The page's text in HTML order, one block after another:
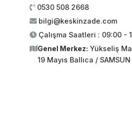
0530 508 2668
bilgi@keskinzade.com
Çalışma Saatleri : 09:00 -
Genel Merkez: Yükseliş
19 Mayıs Ballıca / SAMSUN